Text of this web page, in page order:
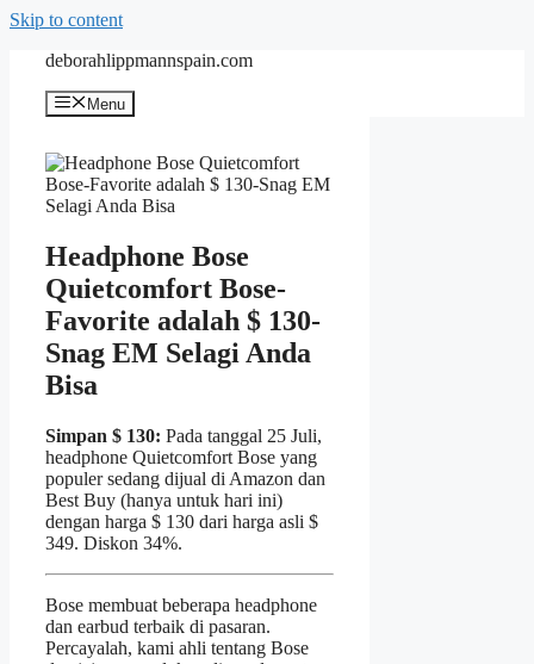
Skip to content
deborahlippmannspain.com
Menu
Headphone Bose
Quietcomfort Bose-
Favorite adalah $ 130-
Snag EM Selagi Anda
Bisa
Simpan $ 130: Pada tanggal 25 Juli,
headphone Quietcomfort Bose yang
populer sedang dijual di Amazon dan
Best Buy (hanya untuk hari ini)
dengan harga $ 130 dari harga asli $
349. Diskon 34%.
Bose membuat beberapa headphone
dan earbud terbaik di pasaran.
Percayalah, kami ahli tentang Bose